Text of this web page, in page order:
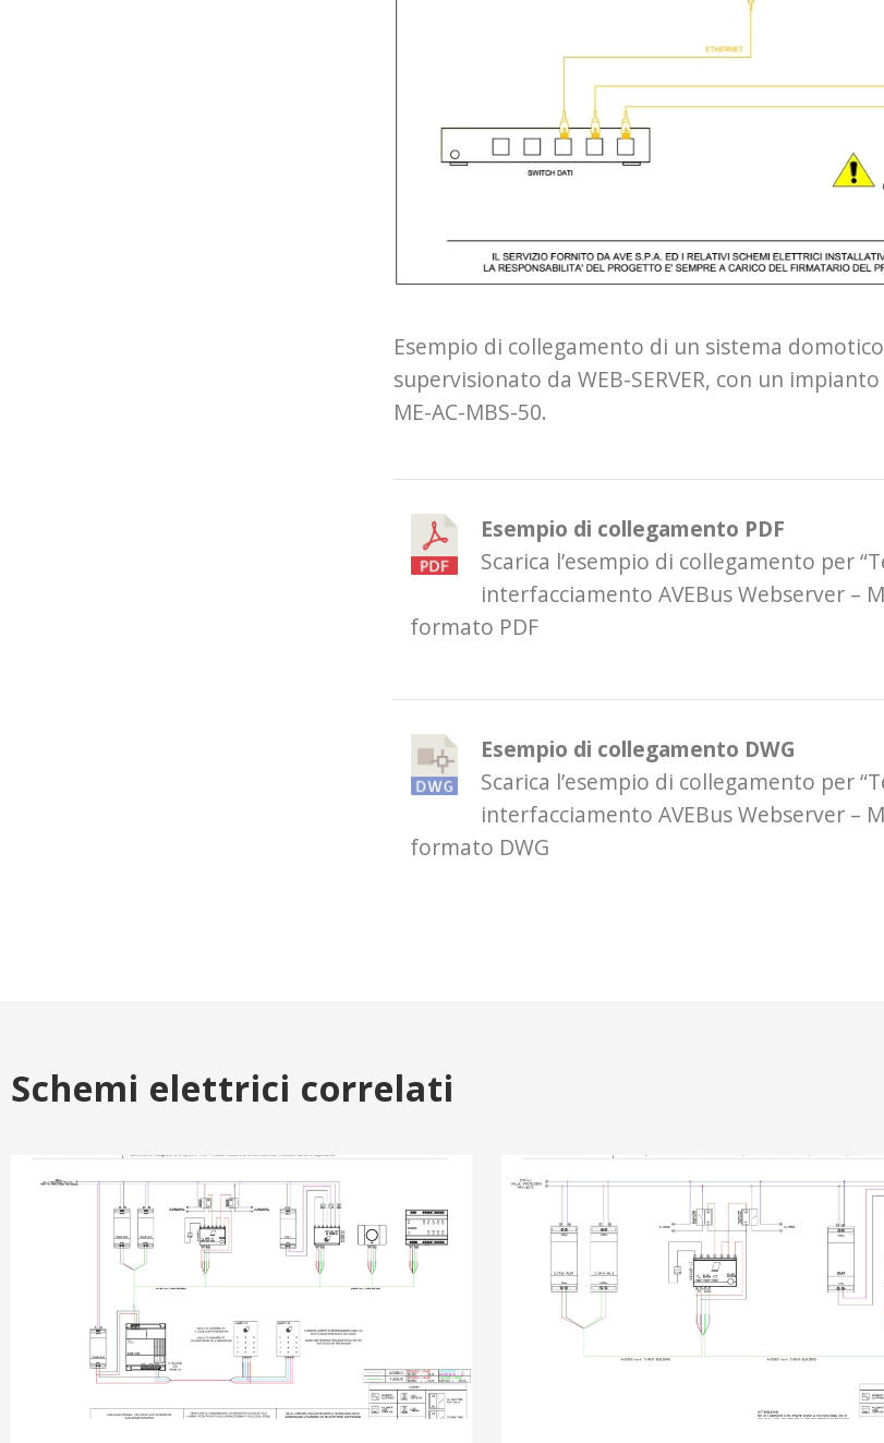
Esempio di collegamento di un sistema
supervisionato da WEB-SERVER, con un
ME-AC-MBS-50.
Esempio di collegamento PDF
Scarica l’esempio di collegamento per
interfacciamento AVEBus Webserver –
formato PDF
Esempio di collegamento DWG
Scarica l’esempio di collegamento per
interfacciamento AVEBus Webserver –
formato DWG
Schemi elettrici correlati